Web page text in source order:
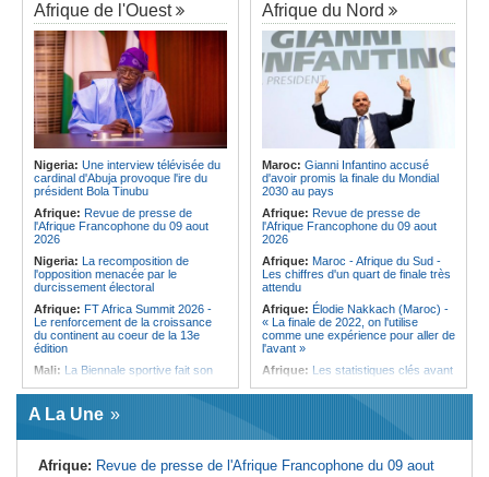
- Ollombo réceptionne son hôpital de
référence
Congo-Brazzaville:
Lutte contre
les épidémies - Les employés de la
maison de retraite Kambissi en
formation
Congo-Brazzaville:Distinction -
Darrel Ornelle Elion Assiana promue
maître-assistant Cames
Afrique:Naomi Eto (Cameroun) - «
Face au Nigeria, nous donnerons
tout sur le terrain. »
Cameroun:Ngoh Ngoh, l'homme
qui signe à la place de Biya
Ethiopie:
« Le renforcement des
capacités de l'armée de l'air
éthiopienne consolide la dissuasion
nationale », déclare le commandant
en second
Afrique de l'Est:
« Les dirigeants
érythréens font obstacle à la stabilité
et au développement de la région »,
selon un professeur de l'université
Ile Maurice:
Dharam Gokhool -
«Kan mo vinn prezidan mo pa okip
mo sekirite»
Ile Maurice:
discret de Bel-Air face au vacarme
de Port-Louis
- Moins de cas, mais les virus
circulent toujours
Afrique de l'Ouest
Nigeria: Une interview télévisée du
cardinal d'Abuja provoque l'ire du
président Bola Tinubu
Afrique: Revue de presse de
l'Afrique Francophone du 09 aout
2026
Nigeria: La recomposition de
l'opposition menacée par le
durcissement électoral
Afrique: FT Africa Summit 2026 -
Le renforcement de la croissance
du continent au coeur de la 13e
édition
Mali: La Biennale sportive fait son
Afrique de l'Ouest:
financier régional - Un bon plant
armes légères - L'ONU tire la
Afrique du Nord
Maroc: Gianni Infantino accusé
d'avoir promis la finale du Mondial
2030 au pays
Afrique: Revue de presse de
l'Afrique Francophone du 09 aout
2026
Afrique: Maroc - Afrique du Sud -
Les chiffres d'un quart de finale très
attendu
Afrique: Élodie Nakkach (Maroc) -
« La finale de 2022, on l'utilise
comme une expérience pour aller de
l'avant »
Afrique: Les statistiques clés avant
d'Ivoire et l'Algérie
la finale
Afrique:Côte d'Ivoire - Algérie, un
A La Une
Afrique: Revue de presse de l'Afrique Francophone du 09 aout